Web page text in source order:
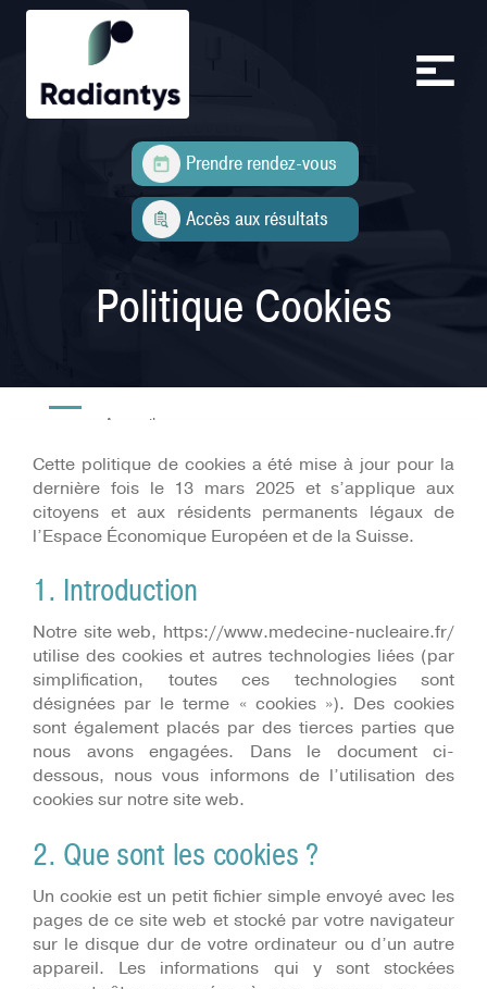
Aller au contenu principal
Prendre rendez-vous
Accès aux résultats
Politique Cookies
Accueil
Cette politique de cookies a été mise à jour pour la
dernière fois le 13 mars 2025 et s’applique aux
citoyens et aux résidents permanents légaux de
l’Espace Économique Européen et de la Suisse.
1. Introduction
Notre site web, https://www.medecine-nucleaire.fr/
utilise des cookies et autres technologies liées (par
simplification, toutes ces technologies sont
désignées par le terme « cookies »). Des cookies
sont également placés par des tierces parties que
nous avons engagées. Dans le document ci-
dessous, nous vous informons de l’utilisation des
cookies sur notre site web.
2. Que sont les cookies ?
Un cookie est un petit fichier simple envoyé avec les
pages de ce site web et stocké par votre navigateur
sur le disque dur de votre ordinateur ou d’un autre
appareil. Les informations qui y sont stockées